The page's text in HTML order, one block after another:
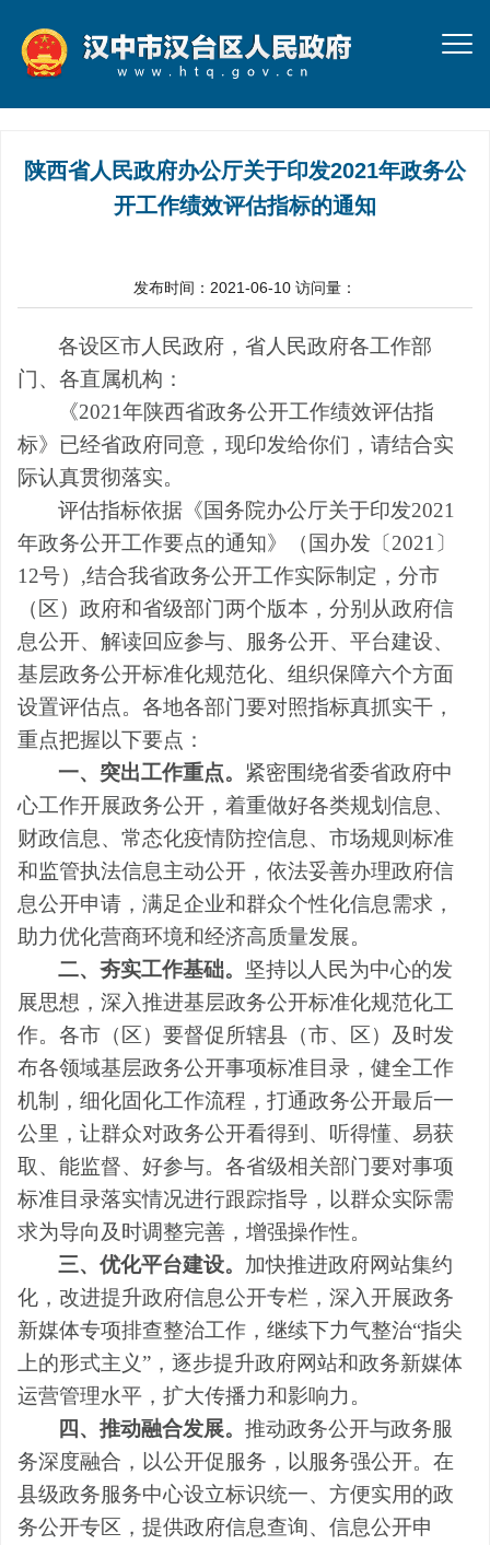
陕西省人民政府办公厅关于印发2021年政务公
开工作绩效评估指标的通知
发布时间：2021-06-10 访问量：
各设区市人民政府，省人民政府各工作部
门、各直属机构：
《2021年陕西省政务公开工作绩效评估指
标》已经省政府同意，现印发给你们，请结合实
际认真贯彻落实。
评估指标依据《国务院办公厅关于印发2021
年政务公开工作要点的通知》（国办发〔2021〕
12号）,结合我省政务公开工作实际制定，分市
（区）政府和省级部门两个版本，分别从政府信
息公开、解读回应参与、服务公开、平台建设、
基层政务公开标准化规范化、组织保障六个方面
设置评估点。各地各部门要对照指标真抓实干，
重点把握以下要点：
一、突出工作重点。 紧密围绕省委省政府中
心工作开展政务公开，着重做好各类规划信息、
财政信息、常态化疫情防控信息、市场规则标准
和监管执法信息主动公开，依法妥善办理政府信
息公开申请，满足企业和群众个性化信息需求，
助力优化营商环境和经济高质量发展。
二、夯实工作基础。 坚持以人民为中心的发
展思想，深入推进基层政务公开标准化规范化工
作。各市（区）要督促所辖县（市、区）及时发
布各领域基层政务公开事项标准目录，健全工作
机制，细化固化工作流程，打通政务公开最后一
公里，让群众对政务公开看得到、听得懂、易获
取、能监督、好参与。各省级相关部门要对事项
标准目录落实情况进行跟踪指导，以群众实际需
求为导向及时调整完善，增强操作性。
三、优化平台建设。 加快推进政府网站集约
化，改进提升政府信息公开专栏，深入开展政务
新媒体专项排查整治工作，继续下力气整治“指尖
上的形式主义”，逐步提升政府网站和政务新媒体
运营管理水平，扩大传播力和影响力。
四、推动融合发展。推动政务公开与政务服
务深度融合，以公开促服务，以服务强公开。在
县级政务服务中心设立标识统一、方便实用的政
务公开专区，提供政府信息查询、信息公开申